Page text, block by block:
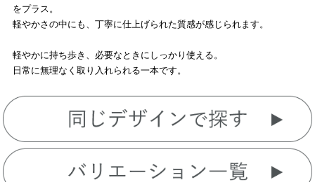
をプラス。
軽やかさの中にも、丁寧に仕上げられた質感が感じられます。
軽やかに持ち歩き、必要なときにしっかり使える。
日常に無理なく取り入れられる一本です。